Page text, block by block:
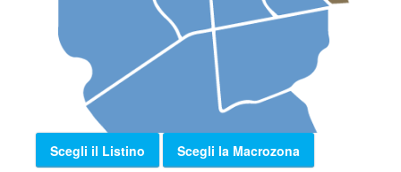
Scegli il Listino
Scegli la Macrozona